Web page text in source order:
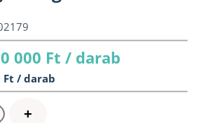
000 Ft / darab
Ft / darab
+